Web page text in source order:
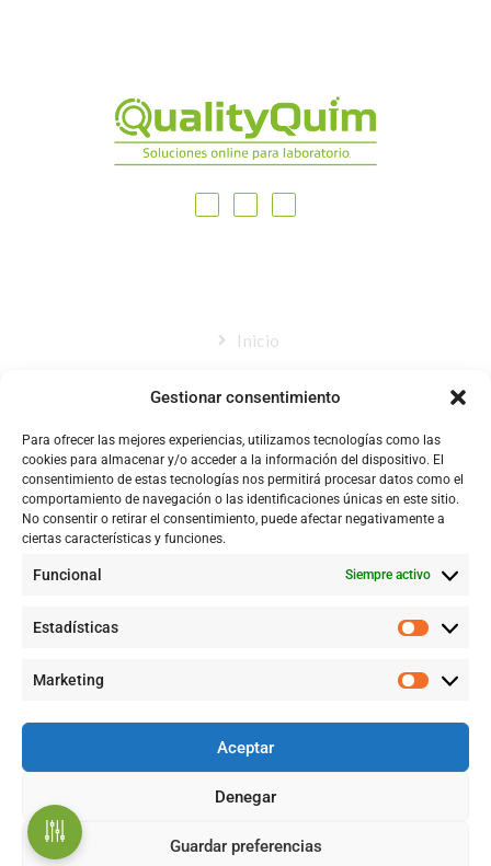
Gestionar consentimiento
Para ofrecer las mejores experiencias, utilizamos tecnologías como las
cookies para almacenar y/o acceder a la información del dispositivo. El
consentimiento de estas tecnologías nos permitirá procesar datos como el
comportamiento de navegación o las identificaciones únicas en este sitio.
No consentir o retirar el consentimiento, puede afectar negativamente a
ciertas características y funciones.
Funcional Siempre activo
Estadísticas
Marketing
Aceptar
Denegar
Guardar preferencias
Inicio
Catálogo
Blog
Contacto
KR 121D # 128 - 24 Suba
©2026 QUALITYQUIM, TODOS LOS DERECHOS RESERVADOS